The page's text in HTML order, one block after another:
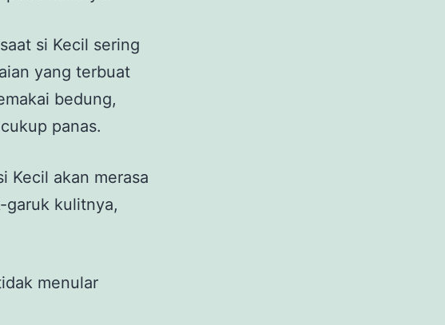
si Kecil sering
yang terbuat
bedung,
panas.
Kecil akan merasa
garuk kulitnya,
menular